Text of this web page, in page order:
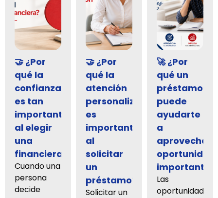
🤝 ¿Por
qué la
confianza
es tan
importante
al elegir
una
financiera?
Cuando una
persona
decide
🤝 ¿Por
qué la
atención
personalizada
es
importante
al
solicitar
un
préstamo?
Solicitar un
🚀 ¿Por
qué un
préstamo
puede
ayudarte
a
aprovechar
Las
oportunidades